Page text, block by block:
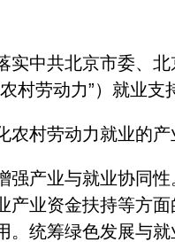
中共北京市委、北
农村劳动力”）就业
村劳动力就业的产
产业与就业协同性
产业资金扶持等方
。统筹绿色发展与